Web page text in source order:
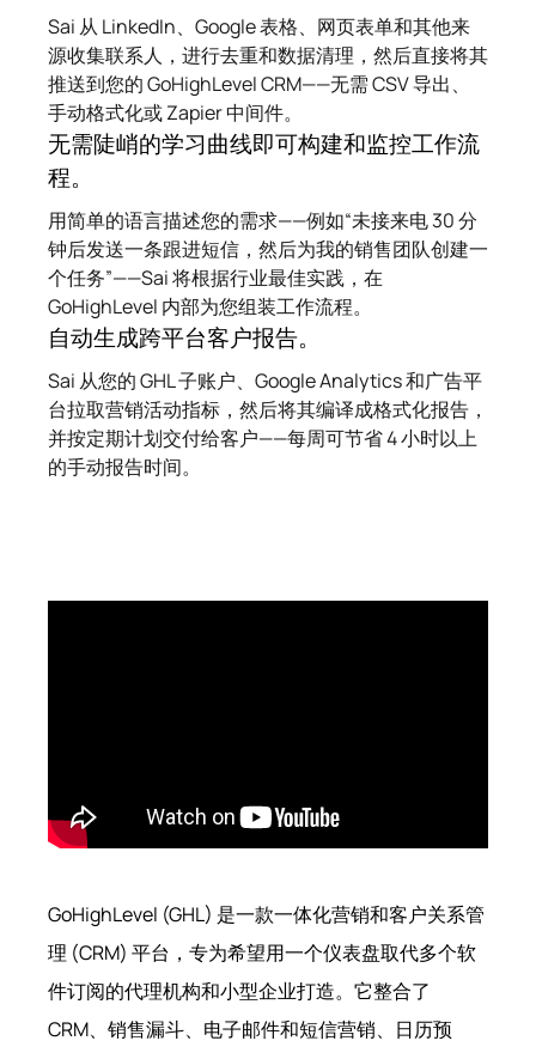
Sai 从 LinkedIn、Google 表格、网页表单和其他来
源收集联系人，进行去重和数据清理，然后直接将其
推送到您的 GoHighLevel CRM——无需 CSV 导出、
手动格式化或 Zapier 中间件。
无需陡峭的学习曲线即可构建和监控工作流
程。
用简单的语言描述您的需求——例如“未接来电 30 分
钟后发送一条跟进短信，然后为我的销售团队创建一
个任务”——Sai 将根据行业最佳实践，在
GoHighLevel 内部为您组装工作流程。
自动生成跨平台客户报告。
Sai 从您的 GHL 子账户、Google Analytics 和广告平
台拉取营销活动指标，然后将其编译成格式化报告，
并按定期计划交付给客户——每周可节省 4 小时以上
的手动报告时间。
GoHighLevel (GHL) 是一款一体化营销和客户关系管
理 (CRM) 平台，专为希望用一个仪表盘取代多个软
件订阅的代理机构和小型企业打造。它整合了
CRM、销售漏斗、电子邮件和短信营销、日历预